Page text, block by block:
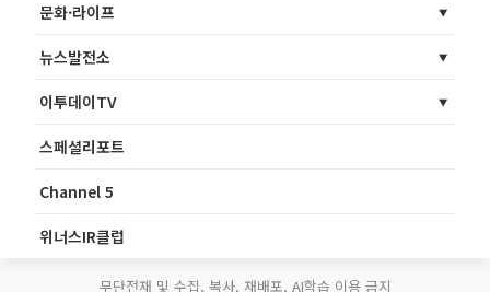
문화·라이프
뉴스발전소
이투데이TV
스페셜리포트
Channel 5
위너스IR클럽
무단전재 및 수집, 복사, 재배포, AI학습 이용 금지